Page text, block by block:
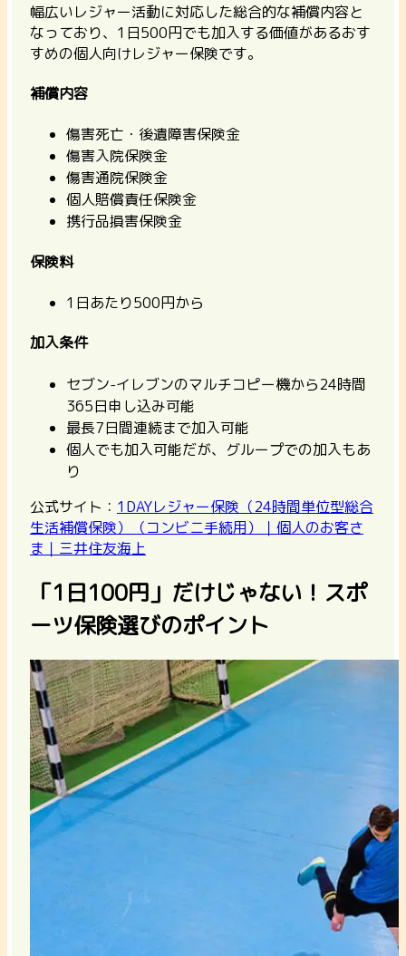
幅広いレジャー活動に対応した総合的な補償内容と
なっており、1日500円でも加入する価値があるおす
すめの個人向けレジャー保険です。
補償内容
傷害死亡・後遺障害保険金
傷害入院保険金
傷害通院保険金
個人賠償責任保険金
携行品損害保険金
保険料
1日あたり500円から
加入条件
セブン-イレブンのマルチコピー機から24時間
365日申し込み可能
最長7日間連続まで加入可能
個人でも加入可能だが、グループでの加入もあ
り
公式サイト： 1DAYレジャー保険（24時間単位型総合
生活補償保険）（コンビニ手続用）｜個人のお客さ
ま｜三井住友海上
「1日100円」だけじゃない！スポ
ーツ保険選びのポイント